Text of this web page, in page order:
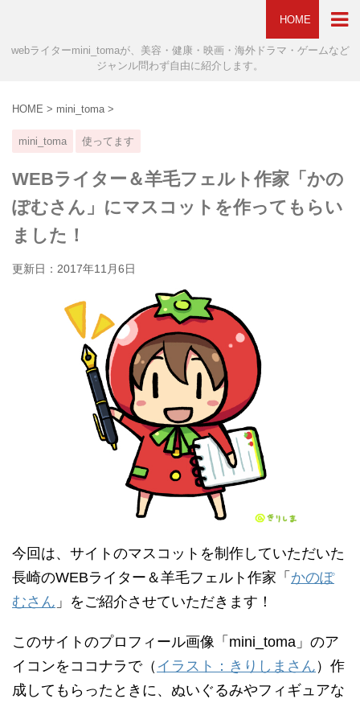
HOME
webライターmini_tomaが、美容・健康・映画・海外ドラマ・ゲームなど
ジャンル問わず自由に紹介します。
HOME > mini_toma >
mini_toma 使ってます
WEBライター＆羊毛フェルト作家「かの
ぽむさん」にマスコットを作ってもらい
ました！
更新日： 2017年11月6日
今回は、サイトのマスコットを制作していただいた
長崎のWEBライター＆羊毛フェルト作家「 かのぽ
むさん 」をご紹介させていただきます！
このサイトのプロフィール画像「mini_toma」のア
イコンをココナラで（ イラスト：きりしまさん ）作
成してもらったときに、ぬいぐるみやフィギュアな